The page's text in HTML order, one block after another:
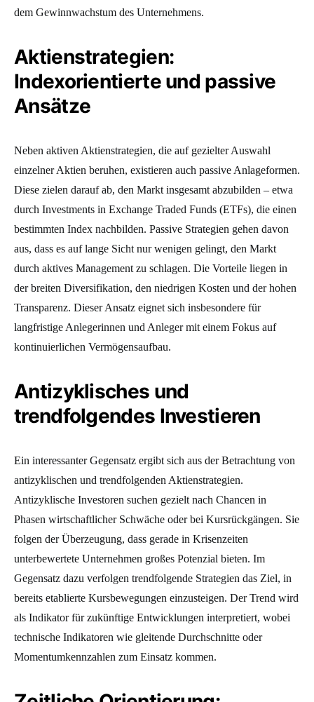
dem Gewinnwachstum des Unternehmens.
Aktienstrategien:
Indexorientierte und passive
Ansätze
Neben aktiven Aktienstrategien, die auf gezielter Auswahl
einzelner Aktien beruhen, existieren auch passive Anlageformen.
Diese zielen darauf ab, den Markt insgesamt abzubilden – etwa
durch Investments in Exchange Traded Funds (ETFs), die einen
bestimmten Index nachbilden. Passive Strategien gehen davon
aus, dass es auf lange Sicht nur wenigen gelingt, den Markt
durch aktives Management zu schlagen. Die Vorteile liegen in
der breiten Diversifikation, den niedrigen Kosten und der hohen
Transparenz. Dieser Ansatz eignet sich insbesondere für
langfristige Anlegerinnen und Anleger mit einem Fokus auf
kontinuierlichen Vermögensaufbau.
Antizyklisches und
trendfolgendes Investieren
Ein interessanter Gegensatz ergibt sich aus der Betrachtung von
antizyklischen und trendfolgenden Aktienstrategien.
Antizyklische Investoren suchen gezielt nach Chancen in
Phasen wirtschaftlicher Schwäche oder bei Kursrückgängen. Sie
folgen der Überzeugung, dass gerade in Krisenzeiten
unterbewertete Unternehmen großes Potenzial bieten. Im
Gegensatz dazu verfolgen trendfolgende Strategien das Ziel, in
bereits etablierte Kursbewegungen einzusteigen. Der Trend wird
als Indikator für zukünftige Entwicklungen interpretiert, wobei
technische Indikatoren wie gleitende Durchschnitte oder
Momentumkennzahlen zum Einsatz kommen.